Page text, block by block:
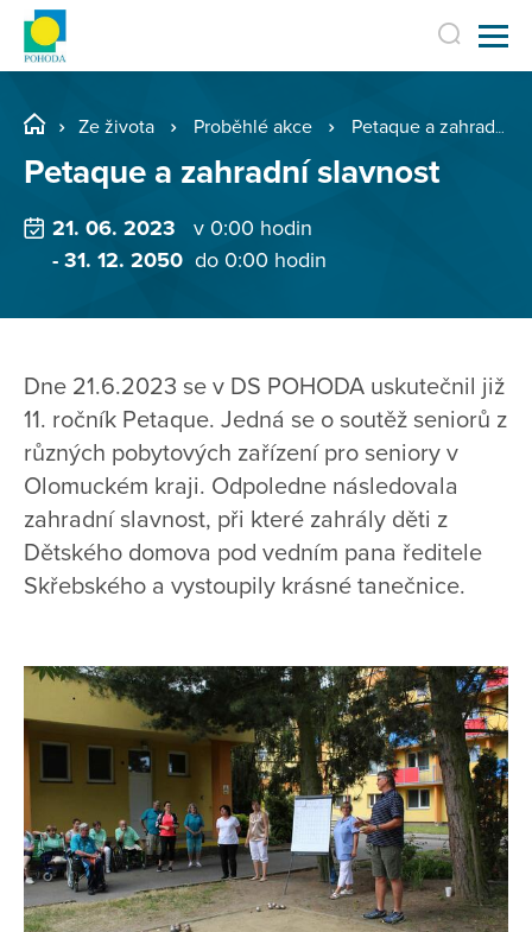
Ze života Proběhlé akce Petaque a zahradní slavnost
Petaque a zahradní slavnost
21. 06. 2023
v 0:00 hodin
- 31. 12. 2050 do 0:00 hodin
Dne 21.6.2023 se v DS POHODA uskutečnil již
11. ročník Petaque. Jedná se o soutěž seniorů z
různých pobytových zařízení pro seniory v
Olomuckém kraji. Odpoledne následovala
zahradní slavnost, při které zahrály děti z
Dětského domova pod vedním pana ředitele
Skřebského a vystoupily krásné tanečnice.